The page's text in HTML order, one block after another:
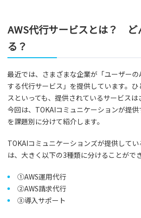
AWS代行サービスとは？ ど
る？
最近では、さまざまな企業が「ユーザー
する代行サービス」を提供しています。ひ
スといっても、提供されているサービスは
今回は、TOKAIコミュニケーションが提
を課題別に分けて紹介します。
TOKAIコミュニケーションズが提供してい
は、大きく以下の3種類に分けることができ
①AWS運用代行
②AWS請求代行
③導入サポート